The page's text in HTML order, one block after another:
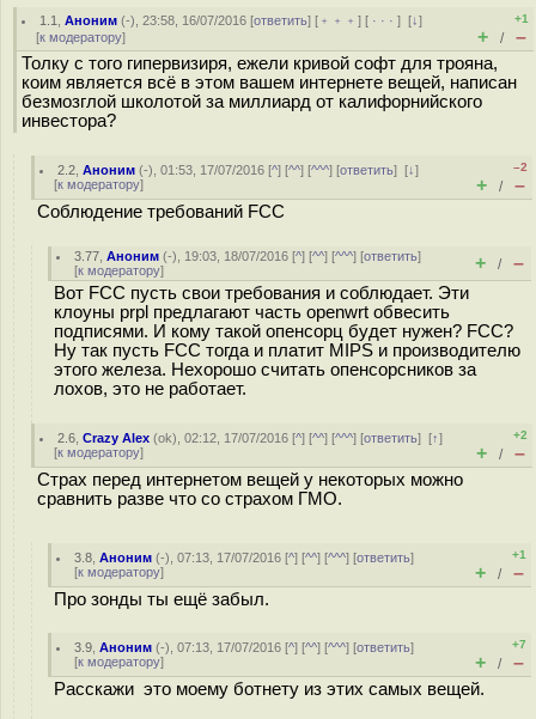
1.1 ,Аноним (-), 23:58, 16/07/2016 [ответить] [ ﹢﹢﹢] [ · · ·][↓]
[к модератору]
+1
+ / –
Толку с того гипервизиря, ежели кривой софт для трояна,
коим является всё в этом вашем интернете вещей, написан
безмозглой школотой за миллиард от калифорнийского
инвестора?
2.2 ,Аноним (-), 01:53, 17/07/2016 [^] [^^] [^^^] [ответить][↓]
[к модератору]
–2
+ / –
Соблюдение требований FCC
3.77 ,Аноним (-), 19:03, 18/07/2016 [^] [^^] [^^^] [ответить]
[к модератору] + / –
Вот FCC пусть свои требования и соблюдает. Эти
клоуны prpl предлагают часть openwrt обвесить
подписями. И кому такой опенсорц будет нужен? FCC?
Ну так пусть FCC тогда и платит MIPS и производителю
этого железа. Нехорошо считать опенсорсников за
лохов, это не работает.
2.6 ,Crazy Alex (ok), 02:12, 17/07/2016 [^] [^^] [^^^] [ответить][↑]
[к модератору]
+2
+ / –
Страх перед интернетом вещей у некоторых можно
сравнить разве что со страхом ГМО.
3.8 ,Аноним (-), 07:13, 17/07/2016 [^] [^^] [^^^] [ответить]
[к модератору]
+1
+ / –
Про зонды ты ещё забыл.
3.9 ,Аноним (-), 07:13, 17/07/2016 [^] [^^] [^^^] [ответить]
[к модератору]
+7
+ / –
Расскажи это моему ботнету из этих самых вещей.